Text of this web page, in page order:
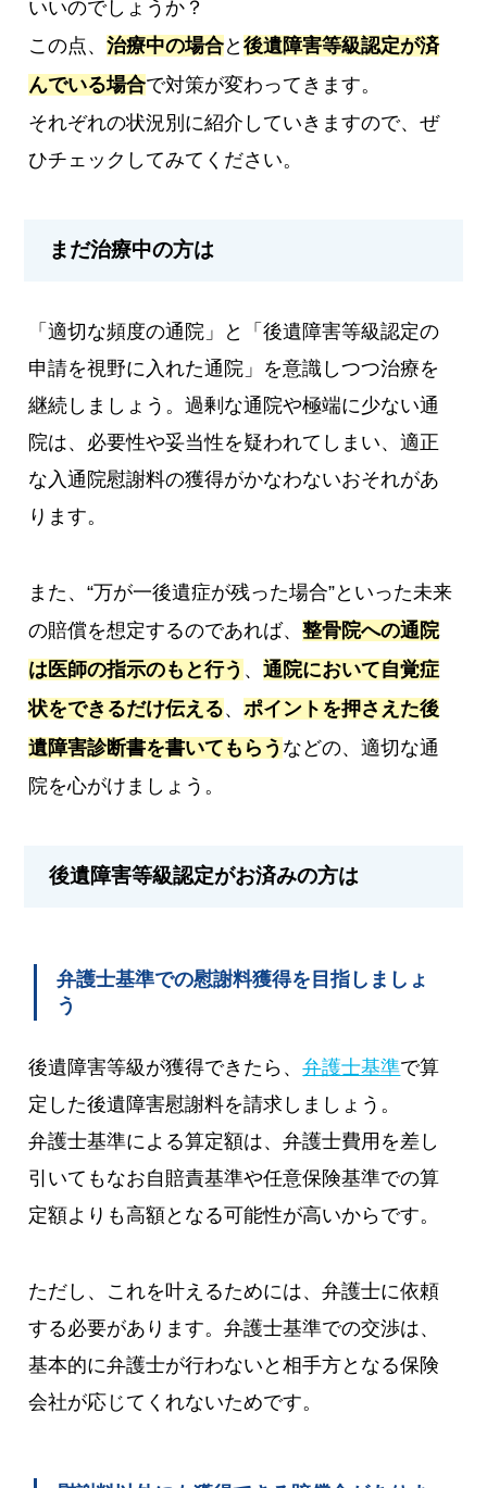
いいのでしょうか？
この点、治療中の場合と後遺障害等級認定が済
んでいる場合で対策が変わってきます。
それぞれの状況別に紹介していきますので、ぜ
ひチェックしてみてください。
まだ治療中の方は
「適切な頻度の通院」と「後遺障害等級認定の
申請を視野に入れた通院」を意識しつつ治療を
継続しましょう。過剰な通院や極端に少ない通
院は、必要性や妥当性を疑われてしまい、適正
な入通院慰謝料の獲得がかなわないおそれがあ
ります。
また、“万が一後遺症が残った場合”といった未来
の賠償を想定するのであれば、整骨院への通院
は医師の指示のもと行う 、通院において自覚症
状をできるだけ伝える、ポイントを押さえた後
遺障害診断書を書いてもらう などの、適切な通
院を心がけましょう。
後遺障害等級認定がお済みの方は
弁護士基準での慰謝料獲得を目指しましょ
う
後遺障害等級が獲得できたら、弁護士基準で算
定した後遺障害慰謝料を請求しましょう。
弁護士基準による算定額は、弁護士費用を差し
引いてもなお自賠責基準や任意保険基準での算
定額よりも高額となる可能性が高いからです。
ただし、これを叶えるためには、弁護士に依頼
する必要があります。弁護士基準での交渉は、
基本的に弁護士が行わないと相手方となる保険
会社が応じてくれないためです。